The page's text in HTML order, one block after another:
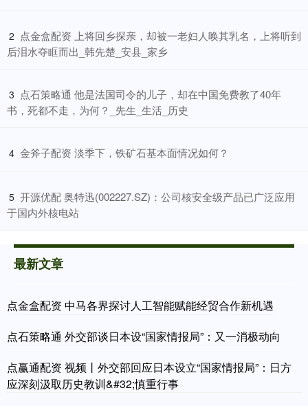
2 ​点金盒配资 上将回乡探亲，却被一老妇人唤其乳名，上将听到
后泪水夺眶而出_韩先楚_安县_家乡
3 ​点石策略通 他是法国司令的儿子，却在中国免费教了40年
书，死都不走，为何？_先生_生活_历史
4 ​金斧子配资 淡季下，铁矿石基本面情况如何？
5 ​开源优配 奥特迅(002227.SZ)：公司核安全级产品已广泛应用
于国内外核电站
最新文章
点金盒配资 中马各界探讨人工智能赋能经贸合作新机遇
点石策略通 外交部谈日本设“国家情报局”：又一消极动向
点赢通配资 视频丨外交部回应日本设立“国家情报局”：日方
应深刻汲取历史教训&#32;慎重行事